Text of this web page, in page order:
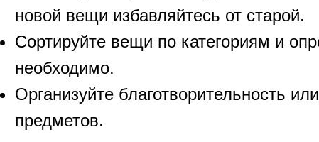
новой вещи избавляйтесь от старой.
Сортируйте вещи по категориям и
необходимо.
Организуйте благотворительность
предметов.